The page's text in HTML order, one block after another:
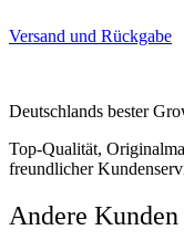
Versand und Rückgabe
Deutschlands bester
Top-Qualität,
freundlicher
Andere